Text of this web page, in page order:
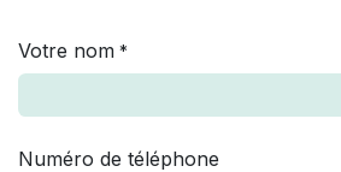
Votre nom *
Numéro de téléphone